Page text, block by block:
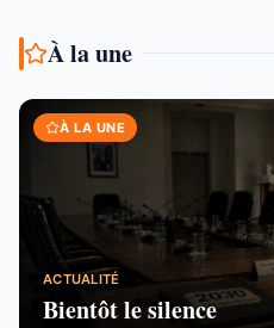
À la une
À LA UNE
ACTUALITÉ
Bientôt le silence